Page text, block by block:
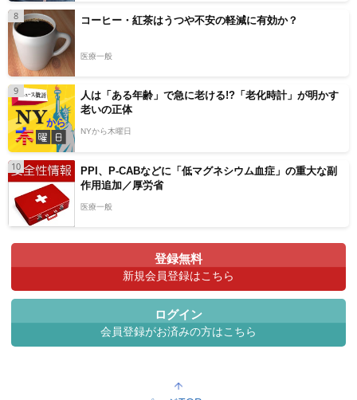
8 コーヒー・紅茶はうつや不安の軽減に有効か？
医療一般
9
人は「ある年齢」で急に老ける!?「老化時計」が明かす
老いの正体
NYから木曜日
10
PPI、P-CABなどに「低マグネシウム血症」の重大な副
作用追加／厚労省
医療一般
登録無料
新規会員登録はこちら
ログイン
会員登録がお済みの方はこちら